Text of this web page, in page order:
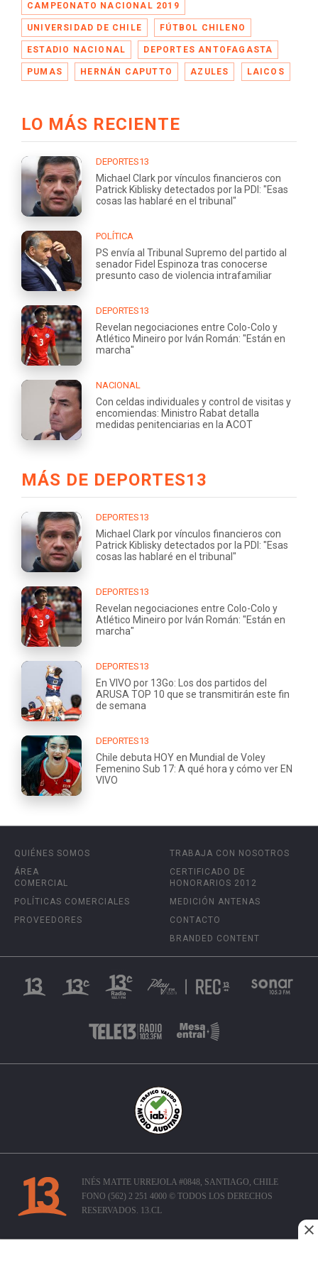
CAMPEONATO NACIONAL 2019
UNIVERSIDAD DE CHILE FÚTBOL CHILENO
ESTADIO NACIONAL DEPORTES ANTOFAGASTA
PUMAS HERNÁN CAPUTTO AZULES LAICOS
LO MÁS RECIENTE
DEPORTES13
Michael Clark por vínculos financieros con
Patrick Kiblisky detectados por la PDI: "Esas
cosas las hablaré en el tribunal"
POLÍTICA
PS envía al Tribunal Supremo del partido al
senador Fidel Espinoza tras conocerse
presunto caso de violencia intrafamiliar
DEPORTES13
Revelan negociaciones entre Colo-Colo y
Atlético Mineiro por Iván Román: "Están en
marcha"
NACIONAL
Con celdas individuales y control de visitas y
encomiendas: Ministro Rabat detalla
medidas penitenciarias en la ACOT
MÁS DE DEPORTES13
DEPORTES13
Michael Clark por vínculos financieros con
Patrick Kiblisky detectados por la PDI: "Esas
cosas las hablaré en el tribunal"
DEPORTES13
Revelan negociaciones entre Colo-Colo y
Atlético Mineiro por Iván Román: "Están en
marcha"
DEPORTES13
En VIVO por 13Go: Los dos partidos del
ARUSA TOP 10 que se transmitirán este fin
de semana
DEPORTES13
Chile debuta HOY en Mundial de Voley
Femenino Sub 17: A qué hora y cómo ver EN
VIVO
QUIÉNES SOMOS
ÁREA
COMERCIAL
POLÍTICAS COMERCIALES
PROVEEDORES
TRABAJA CON NOSOTROS
CERTIFICADO DE
HONORARIOS 2012
MEDICIÓN ANTENAS
CONTACTO
BRANDED CONTENT
INÉS MATTE URREJOLA #0848, SANTIAGO, CHILE
FONO (562) 2 251 4000 © TODOS LOS DERECHOS
RESERVADOS. 13.CL